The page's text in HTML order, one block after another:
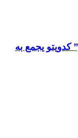
يجمع به